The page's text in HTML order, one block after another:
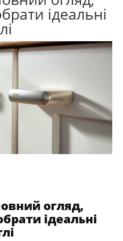
ідеальні
огляд,
ідеальні